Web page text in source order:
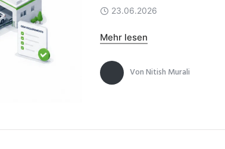
23.06.2026
Mehr lesen
VonNitish Murali